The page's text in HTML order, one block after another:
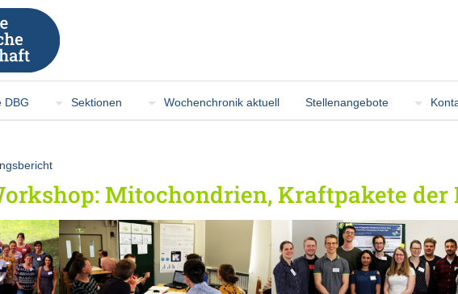
DBG Sektionen Wochenchronik aktuell Stellenangebote
Mitochondrien, Kraftpakete der